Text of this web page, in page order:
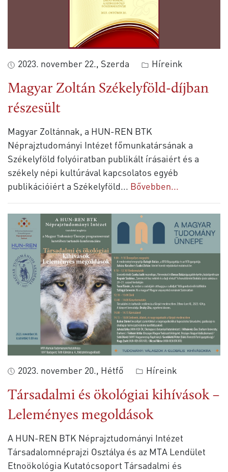
2023. november 22., Szerda Híreink
Magyar Zoltán Székelyföld-díjban
részesült
Magyar Zoltánnak, a HUN-REN BTK
Néprajztudományi Intézet főmunkatársának a
Székelyföld folyóiratban publikált írásaiért és a
székely népi kultúrával kapcsolatos egyéb
publikációiért a Székelyföld... Bővebben...
2023. november 20., Hétfő Híreink
Társadalmi és ökológiai kihívások –
Leleményes megoldások
A HUN-REN BTK Néprajztudományi Intézet
Társadalomnéprajzi Osztálya és az MTA Lendület
Etnoökológia Kutatócsoport Társadalmi és